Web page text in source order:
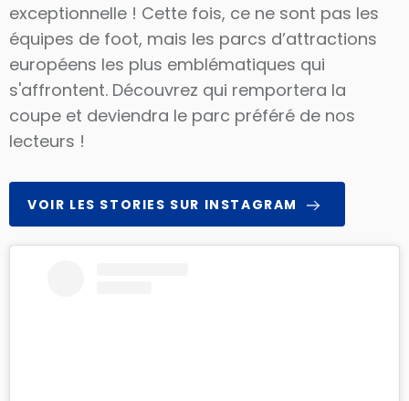
exceptionnelle ! Cette fois, ce ne sont pas les
équipes de foot, mais les parcs d’attractions
européens les plus emblématiques qui
s'affrontent. Découvrez qui remportera la
coupe et deviendra le parc préféré de nos
lecteurs !
VOIR LES STORIES SUR INSTAGRAM